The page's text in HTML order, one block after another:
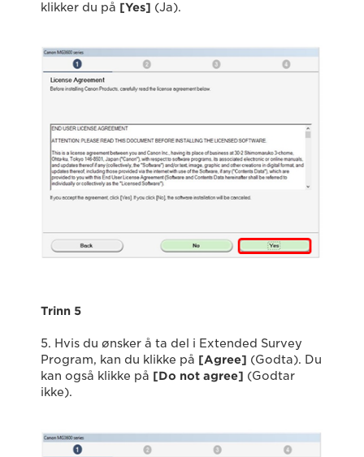
klikker du på [Yes] (Ja).
Trinn 5
5. Hvis du ønsker å ta del i Extended Survey
Program, kan du klikke på [Agree] (Godta). Du
kan også klikke på [Do not agree] (Godtar
ikke).